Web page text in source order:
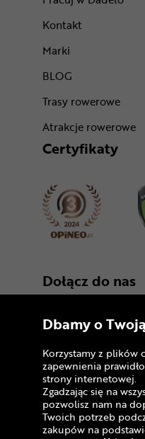
Kontakt
Marki
BLOG
Trasy rowerowe
Atrakcje rowerowe
Certyfikaty
Dołącz do nas
Copyright © 2005 -
Polityka prywatności i
serwisu
Dbamy o
Korzystamy z plików
zapewnienia
strony internetowej.
Zgadzając się na
pozwolisz nam na
Twoich potrzeb
zakupów na